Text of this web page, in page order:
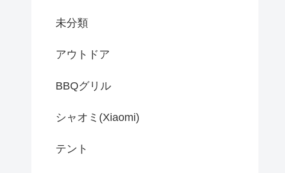
未分類
アウトドア
BBQグリル
シャオミ(Xiaomi)
テント